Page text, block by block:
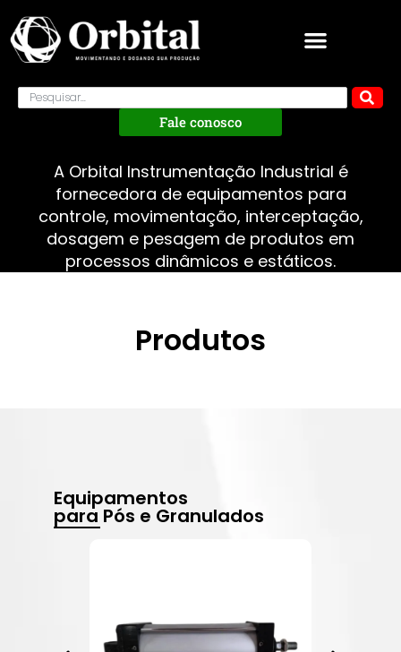
Fale conosco
A Orbital Instrumentação Industrial é
fornecedora de equipamentos para
controle, movimentação, interceptação,
dosagem e pesagem de produtos em
processos dinâmicos e estáticos.
Produtos
Equipamentos
para Pós e Granulados